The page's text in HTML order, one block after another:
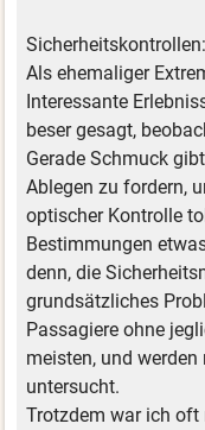
Sicherheitskontrollen:
Als ehemaliger
Interessante
beser gesagt,
Gerade Schmuck
Ablegen zu fordern,
optischer Kontrolle
Bestimmungen
denn, die
grundsätzliches
Passagiere ohne
meisten, und
untersucht.
Trotzdem war ich oft